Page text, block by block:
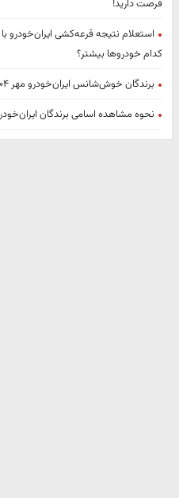
فرصت دارید!
استعلام نتیجه قرعه‌کشی ایران‌خودرو
کدام خودروها بیشتر؟
برندگان خوش‌شانس ایران‌خودرو مهر ۱۴۰۴ | آیا شما یکی از آنها هستید؟
نحوه مشاهده اسامی برندگان ایران‌خودرو مهر ۱۴۰۴ در